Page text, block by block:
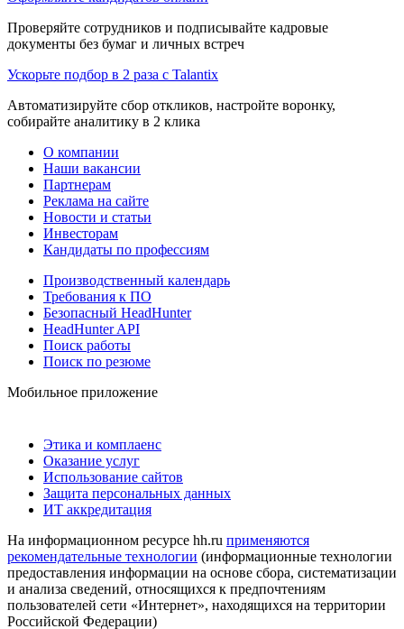
Проверяйте сотрудников и подписывайте кадровые
документы без бумаг и личных встреч
Ускорьте подбор в 2 раза с Talantix
Автоматизируйте сбор откликов, настройте воронку,
собирайте аналитику в 2 клика
О компании
Наши вакансии
Партнерам
Реклама на сайте
Новости и статьи
Инвесторам
Кандидаты по профессиям
Производственный календарь
Требования к ПО
Безопасный HeadHunter
HeadHunter API
Поиск работы
Поиск по резюме
Мобильное приложение
Этика и комплаенс
Оказание услуг
Использование сайтов
Защита персональных данных
ИТ аккредитация
На информационном ресурсе hh.ru применяются
рекомендательные технологии (информационные технологии
предоставления информации на основе сбора, систематизации
и анализа сведений, относящихся к предпочтениям
пользователей сети «Интернет», находящихся на территории
Российской Федерации)